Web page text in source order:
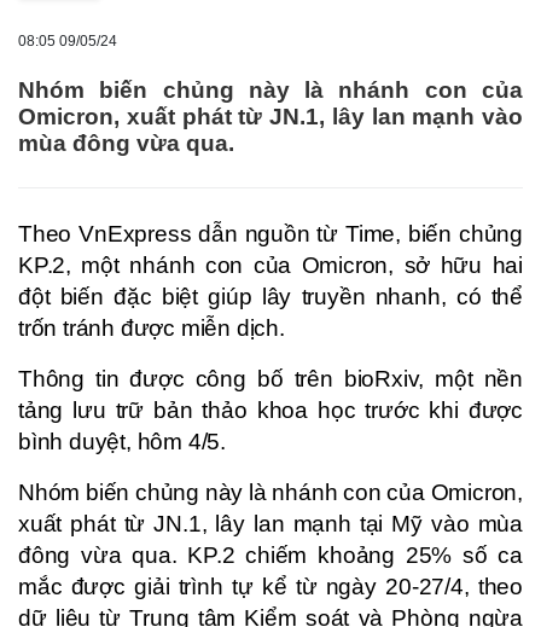
08:05 09/05/24
Nhóm biến chủng này là nhánh con của
Omicron, xuất phát từ JN.1, lây lan mạnh vào
mùa đông vừa qua.
Theo VnExpress dẫn nguồn từ Time, biến chủng
KP.2, một nhánh con của Omicron, sở hữu hai
đột biến đặc biệt giúp lây truyền nhanh, có thể
trốn tránh được miễn dịch.
Thông tin được công bố trên bioRxiv, một nền
tảng lưu trữ bản thảo khoa học trước khi được
bình duyệt, hôm 4/5.
Nhóm biến chủng này là nhánh con của Omicron,
xuất phát từ JN.1, lây lan mạnh tại Mỹ vào mùa
đông vừa qua. KP.2 chiếm khoảng 25% số ca
mắc được giải trình tự kể từ ngày 20-27/4, theo
dữ liệu từ Trung tâm Kiểm soát và Phòng ngừa